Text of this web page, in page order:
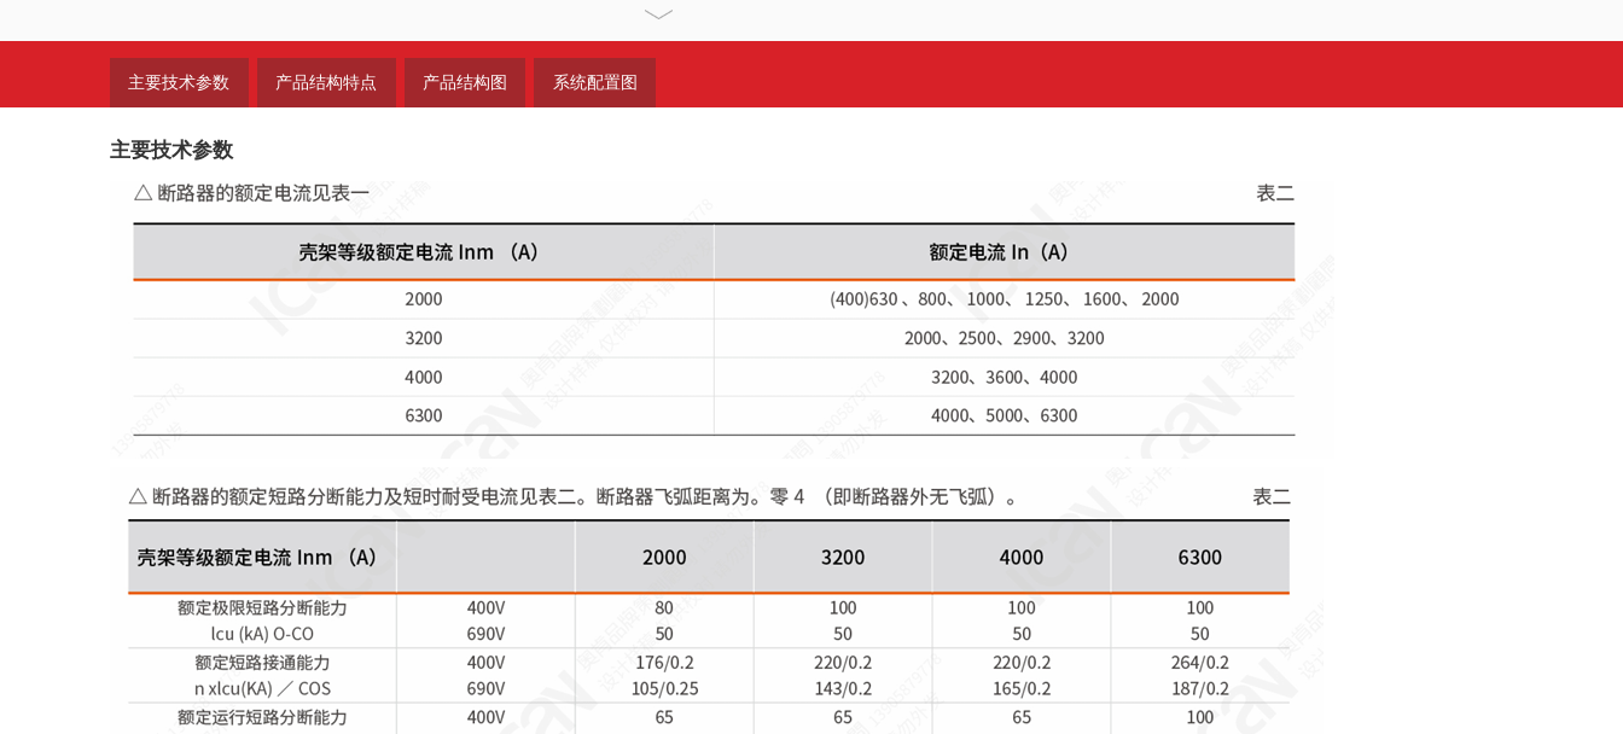
主要技术参数 产品结构特点 产品结构图 系统配置图
主要技术参数